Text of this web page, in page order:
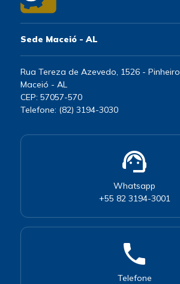
Sede Maceió - AL
Rua Tereza de Azevedo, 1526 - Pinheiro
Maceió - AL
CEP: 57057-570
Telefone: (82) 3194-3030
support_agent
Whatsapp
+55 82 3194-3001
phone
Telefone